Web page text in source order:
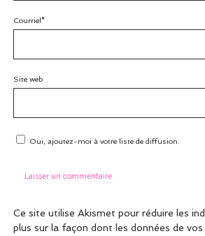
Courriel*
Site web
Oui, ajoutez-moi à votre liste de diffusion.
Ce site utilise Akismet pour réduire les
plus sur la façon dont les données de